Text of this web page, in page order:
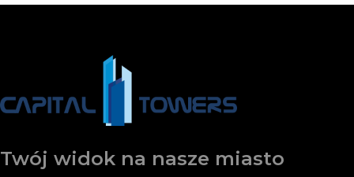
Twój widok na nasze miasto